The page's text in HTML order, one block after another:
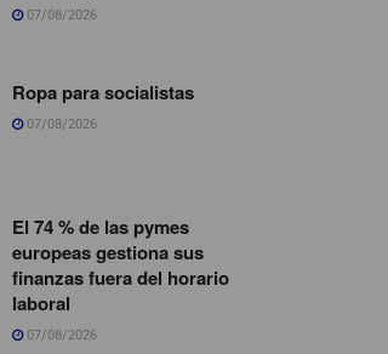
07/08/2026
Ropa para socialistas
07/08/2026
El 74 % de las pymes
europeas gestiona sus
finanzas fuera del horario
laboral
07/08/2026